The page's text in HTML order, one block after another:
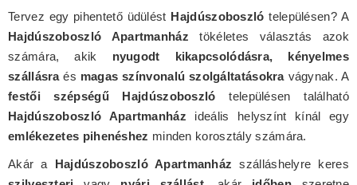
Tervez egy pihentető üdülést Hajdúszoboszló településen? A
Hajdúszoboszló Apartmanház tökéletes választás azok
számára, akik nyugodt kikapcsolódásra, kényelmes
szállásraés magas színvonalú szolgáltatásokravágynak. A
festői szépségű Hajdúszoboszló településen található
Hajdúszoboszló Apartmanház ideális helyszínt kínál egy
emlékezetes pihenéshez minden korosztály számára.
Akár a Hajdúszoboszló Apartmanház szálláshelyre keres